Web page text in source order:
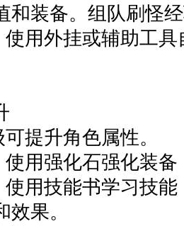
和装备。组队刷怪
使用外挂或辅助工
提升角色属性。
使用强化石强化装
使用技能书学习技
果。